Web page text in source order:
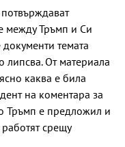
между Тръмп и Си
темата
От материала
каква е била
на коментара за
Тръмп е предложил и
срещу